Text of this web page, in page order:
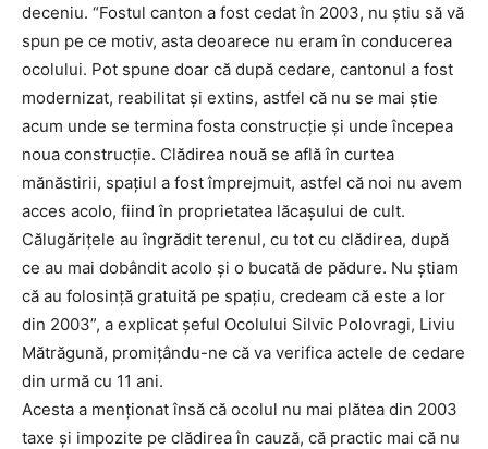
deceniu. “Fostul canton a fost cedat în 2003, nu ştiu să vă
spun pe ce motiv, asta deoarece nu eram în conducerea
ocolului. Pot spune doar că după cedare, cantonul a fost
modernizat, reabilitat şi extins, astfel că nu se mai ştie
acum unde se termina fosta construcţie şi unde începea
noua construcţie. Clădirea nouă se află în curtea
mănăstirii, spaţiul a fost împrejmuit, astfel că noi nu avem
acces acolo, fiind în proprietatea lăcaşului de cult.
Călugăriţele au îngrădit terenul, cu tot cu clădirea, după
ce au mai dobândit acolo şi o bucată de pădure. Nu ştiam
că au folosinţă gratuită pe spaţiu, credeam că este a lor
din 2003”, a explicat şeful Ocolului Silvic Polovragi, Liviu
Mătrăgună, promiţându-ne că va verifica actele de cedare
din urmă cu 11 ani.
Acesta a menţionat însă că ocolul nu mai plătea din 2003
taxe şi impozite pe clădirea în cauză, că practic mai că nu